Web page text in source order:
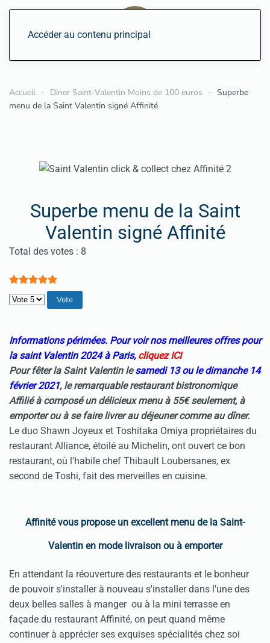
Accéder au contenu principal
Accueil Diner Saint-Valentin Moins de 100 euros
Superbe
menu de la Saint Valentin signé Affinité
Superbe menu de la Saint
Valentin signé Affinité
Vote utilisateur:5/
Total des votes : 8
Veuillez voter
Informations périmées. Pour voir nos meilleures offres pour
la saint Valentin 2024 à Paris, cliquez ICI
Pour fêter la Saint Valentin lesamedi 13 ou le dimanche 14
février 2021, le remarquable restaurant bistronomique
Affilié à composé un délicieux menu à 55€ seulement, à
emporter ou à se faire livrer au déjeuner comme au dîner.
Le duo Shawn Joyeux et Toshitaka Omiya propriétaires du
restaurant Alliance, étoilé au Michelin, ont ouvert ce bon
restaurant, où l'habile chef Thibault Loubersanes, ex
second de Toshi, fait des merveilles en cuisine.
Affinité vous propose un excellent menu de la Saint-
Valentin en mode livraison ou à emporter
En attendant la réouverture des restaurants et le bonheur
de pouvoir s'installer à nouveau s'installer dans l'une des
deux belles salles à manger ou à la mini terrasse en
façade du restaurant Affinité, on peut quand même
continuer à apprécier ses exquises spécialités chez soi